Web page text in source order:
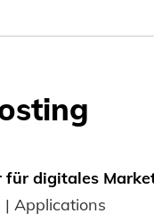
für digitales
Applications